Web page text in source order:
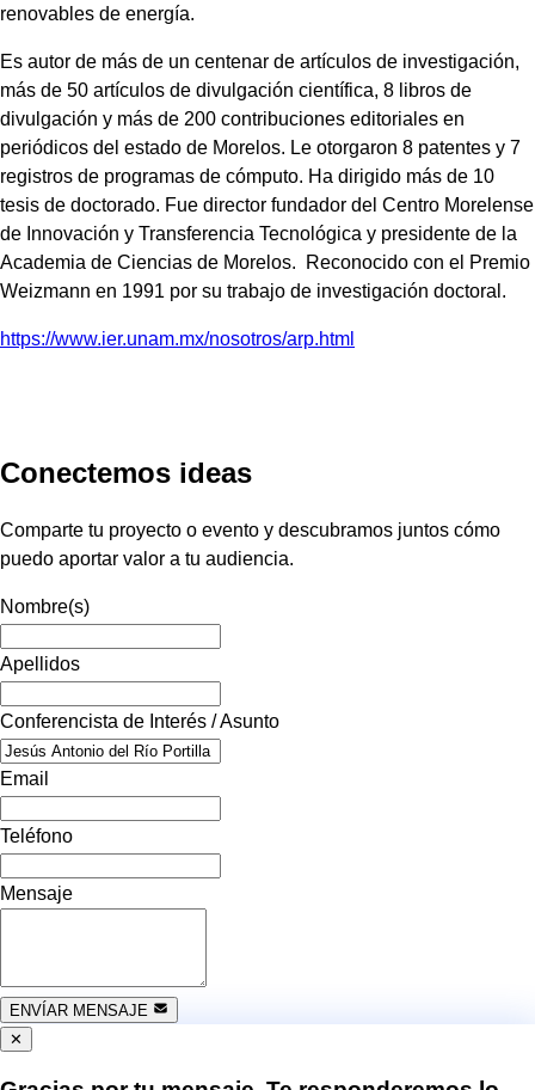
renovables de energía.
Es autor de más de un centenar de artículos de investigación,
más de 50 artículos de divulgación científica, 8 libros de
divulgación y más de 200 contribuciones editoriales en
periódicos del estado de Morelos. Le otorgaron 8 patentes y 7
registros de programas de cómputo. Ha dirigido más de 10
tesis de doctorado. Fue director fundador del Centro Morelense
de Innovación y Transferencia Tecnológica y presidente de la
Academia de Ciencias de Morelos. Reconocido con el Premio
Weizmann en 1991 por su trabajo de investigación doctoral.
https://www.ier.unam.mx/nosotros/arp.html
Conectemos ideas
Comparte tu proyecto o evento y descubramos juntos cómo
puedo aportar valor a tu audiencia.
Nombre(s)
Apellidos
Conferencista de Interés / Asunto
Email
Teléfono
Mensaje
ENVÍAR MENSAJE
✕